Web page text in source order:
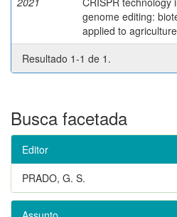
genome editing:
applied to
Resultado 1-1 de 1.
Busca facetada
Editor
PRADO, G. S.